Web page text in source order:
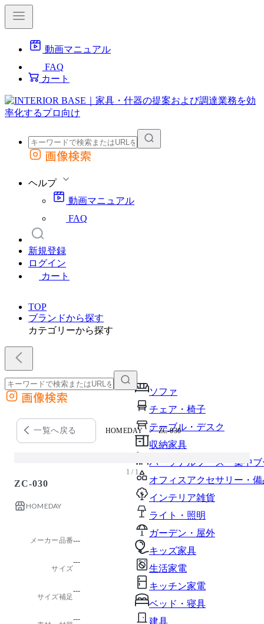
動画マニュアル
FAQ
カート
外部サイトの商品をカートに追加
画像検索
ヘルプ
動画マニュアル
FAQ
新規登録
ログイン
カート
TOP
ブランドから探す
カテゴリーから探す
ソファ
チェア・椅子
テーブル・デスク
収納家具
パーソナルブース・集中
オフィスアクセサリー・備
インテリア雑貨
ライト・照明
ガーデン・屋外
キッズ家具
生活家電
キッチン家電
ベッド・寝具
建具
外部サイトの商品をカートに追加
他のサイトで見つけた商品ページのURLを貼り付けて、カートに追加できます
画像検索
一覧へ戻る HOMEDAY ZC-030
1 / 1
ZC-030
HOMEDAY
メーカー品番---
サイズ
---
サイズ補足
---
---